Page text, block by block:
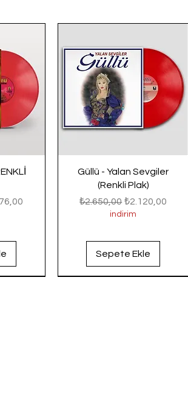
Fiyat
Güllü - Yalan Sevgiler
(Renkli Plak)
Normal Fiyat
₺2.650,00 İndirimli Fiyat
₺2.120,00
indirim
Sepete Ekle